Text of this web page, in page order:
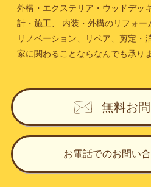
外構・エクステリア・ウッドデッ
計・施工、
内装・外構のリフォー
リノベーション、リペア、剪定・
家に関わることならなんでも承り
無料お
お電話でのお問い